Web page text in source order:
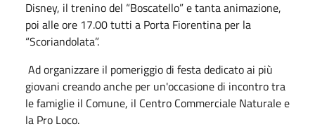
Disney, il trenino del “Boscatello” e tanta animazione,
poi alle ore 17.00 tutti a Porta Fiorentina per la
“Scoriandolata”.
Ad organizzare il pomeriggio di festa dedicato ai più
giovani creando anche per un'occasione di incontro tra
le famiglie il Comune, il Centro Commerciale Naturale e
la Pro Loco.